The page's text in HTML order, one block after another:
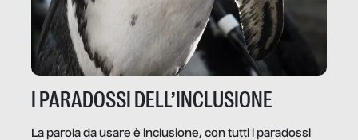
I PARADOSSI DELL’INCLUSIONE
La parola da usare è inclusione, con tutti i paradossi